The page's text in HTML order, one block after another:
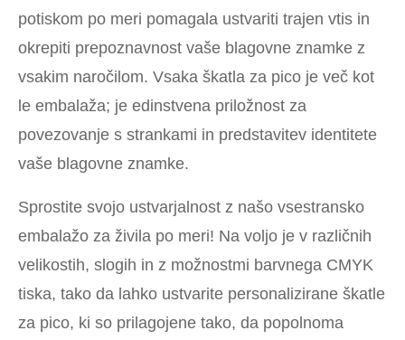
potiskom po meri pomagala ustvariti trajen vtis in
okrepiti prepoznavnost vaše blagovne znamke z
vsakim naročilom. Vsaka škatla za pico je več kot
le embalaža; je edinstvena priložnost za
povezovanje s strankami in predstavitev identitete
vaše blagovne znamke.
Sprostite svojo ustvarjalnost z našo vsestransko
embalažo za živila po meri! Na voljo je v različnih
velikostih, slogih in z možnostmi barvnega CMYK
tiska, tako da lahko ustvarite personalizirane škatle
za pico, ki so prilagojene tako, da popolnoma